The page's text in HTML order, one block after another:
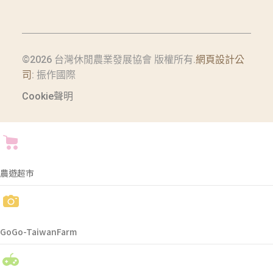
©2026 台灣休閒農業發展協會 版權所有.網頁設計公
司 : 振作國際
Cookie聲明
農遊超市
GoGo-TaiwanFarm